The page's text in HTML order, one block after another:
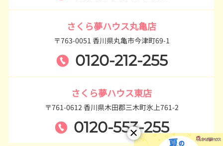
さくら夢ハウス丸亀店
〒763-0051 香川県丸亀市今津町69-1
0120-212-255
さくら夢ハウス東店
〒761-0612 香川県木田郡三木町氷上761-2
0120-553-255